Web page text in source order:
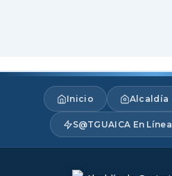
Inicio Alcaldía
S@TGUAICA En Línea